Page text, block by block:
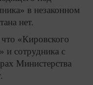
в незаконном
нет.
«Кировского
и сотрудника с
Министерства